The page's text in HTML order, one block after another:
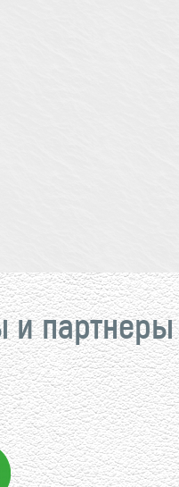
и партнеры